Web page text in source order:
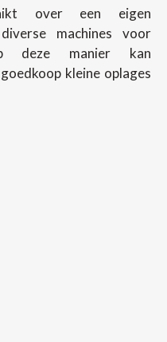
over een eigen
machines voor
deze manier kan
kleine oplages